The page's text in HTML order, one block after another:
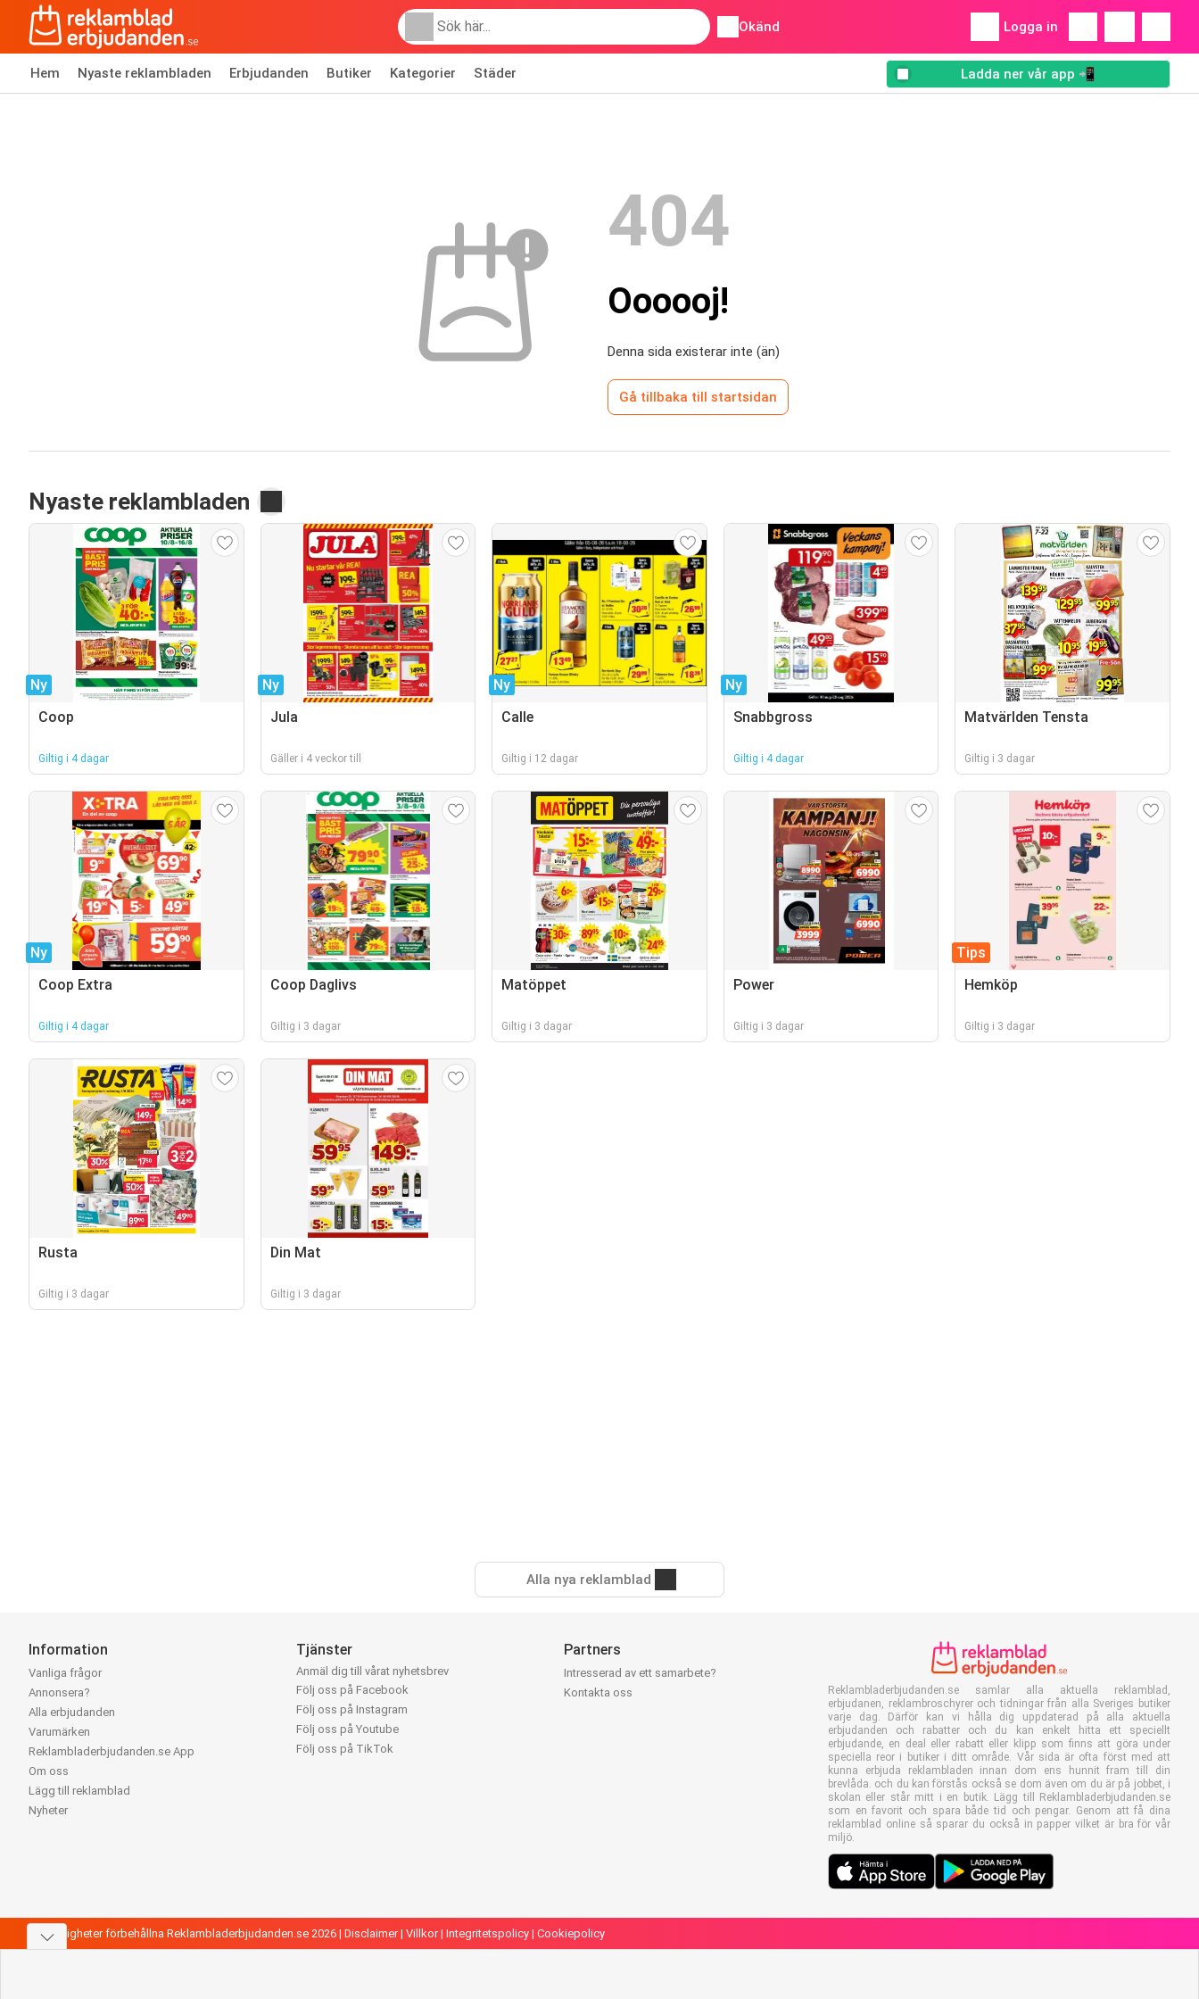
Okänd Logga in
Hem Nyaste reklambladen Erbjudanden Butiker Kategorier Städer Ladda ner vår app 📲
404
Oooooj!
Denna sida existerar inte (än)
Gå tillbaka till startsidan
Nyaste reklambladen
Ny
Coop
Giltig i 4 dagar
Ny
Jula
Gäller i 4 veckor till
Ny
Calle
Giltig i 12 dagar
Ny
Snabbgross
Giltig i 4 dagar
Matvärlden Tensta
Giltig i 3 dagar
Ny
Coop Extra
Giltig i 4 dagar
Coop Daglivs
Giltig i 3 dagar
Matöppet
Giltig i 3 dagar
Power
Giltig i 3 dagar
Tips
Hemköp
Giltig i 3 dagar
Rusta
Giltig i 3 dagar
Din Mat
Giltig i 3 dagar
Alla nya reklamblad
Information
Vanliga frågor
Annonsera?
Alla erbjudanden
Varumärken
Reklambladerbjudanden.se App
Om oss
Lägg till reklamblad
Nyheter
Tjänster
Anmäl dig till vårat nyhetsbrev
Följ oss på Facebook
Följ oss på Instagram
Följ oss på Youtube
Följ oss på TikTok
Partners
Intresserad av ett samarbete?
Kontakta oss
Reklambladerbjudanden.se samlar alla aktuella reklamblad,
erbjudanen, reklambroschyrer och tidningar från alla Sveriges butiker
varje dag. Därför kan vi hålla dig uppdaterad på alla aktuella
erbjudanden och rabatter och du kan enkelt hitta ett speciellt
erbjudande, en deal eller rabatt eller klipp som finns att göra under
speciella reor i butiker i ditt område. Vår sida är ofta först med att
kunna erbjuda reklambladen innan dom ens hunnit fram till din
brevlåda. och du kan förstås också se dom även om du är på jobbet, i
skolan eller står mitt i en butik. Lägg till Reklambladerbjudanden.se
som en favorit och spara både tid och pengar. Genom att få dina
reklamblad online så sparar du också in papper vilket är bra för vår
miljö.
Alla rättigheter förbehållna Reklambladerbjudanden.se 2026 | Disclaimer| Villkor| Integritetspolicy | Cookiepolicy